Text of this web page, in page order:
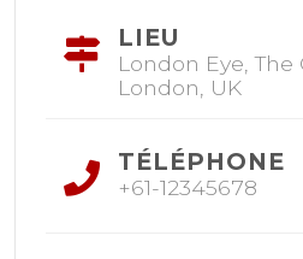
LIEU
London Eye, The
London, UK
TÉLÉPHONE
+61-12345678